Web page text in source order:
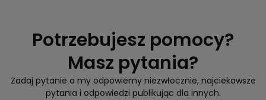
Potrzebujesz pomocy?
Masz pytania?
Zadaj pytanie a my odpowiemy niezwłocznie, najciekawsze
pytania i odpowiedzi publikując dla innych.